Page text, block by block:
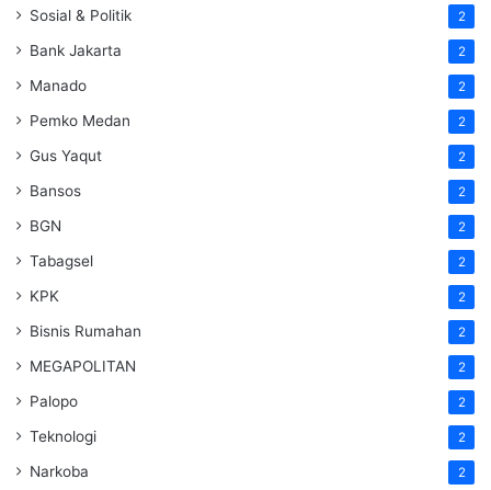
Sosial & Politik 2
Bank Jakarta 2
Manado 2
Pemko Medan 2
Gus Yaqut 2
Bansos 2
BGN 2
Tabagsel 2
KPK 2
Bisnis Rumahan 2
MEGAPOLITAN 2
Palopo 2
Teknologi 2
Narkoba 2